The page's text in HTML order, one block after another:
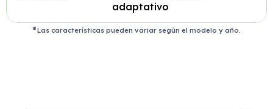
adaptativo
Las características pueden variar según el modelo y año.